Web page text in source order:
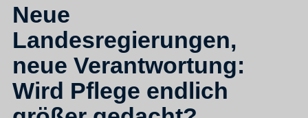
Neue
Landesregierungen,
neue Verantwortung:
Wird Pflege endlich